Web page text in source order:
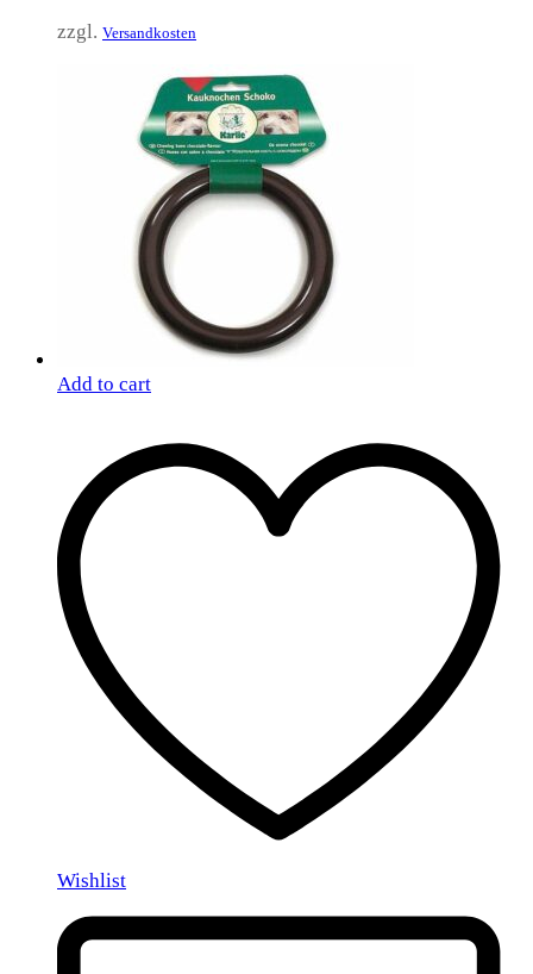
zzgl. Versandkosten
Add to cart
Wishlist